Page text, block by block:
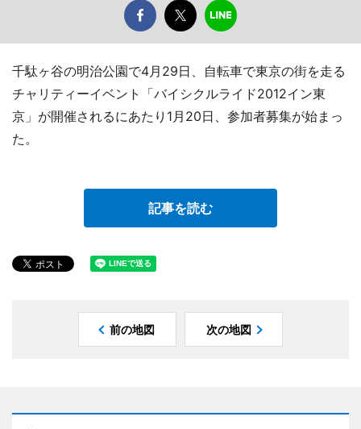
千駄ヶ谷の明治公園で4月29日、自転車で東京の街を走る
チャリティーイベント「バイシクルライド2012イン東
京」が開催されるにあたり1月20日、参加者募集が始まっ
た。
記事を読む
前の地図 次の地図